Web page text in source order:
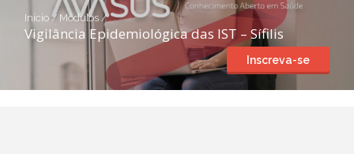
Parceiros
Sobre nós
Transparência
Início / Módulos/
Vigilância Epidemiológica das IST – Sífilis
Inscreva-se